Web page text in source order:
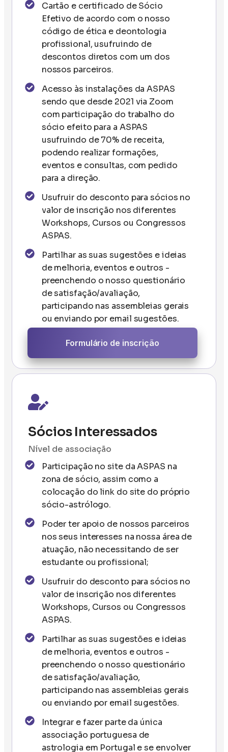
Cartão e certificado de Sócio
Efetivo de acordo com o nosso
código de ética e deontologia
profissional, usufruindo de
descontos diretos com um dos
nossos parceiros.
Acesso às instalações da ASPAS
sendo que desde 2021 via Zoom
com participação do trabalho do
sócio efeito para a ASPAS
usufruindo de 70% de receita,
podendo realizar formações,
eventos e consultas, com pedido
para a direção.
Usufruir do desconto para sócios no
valor de inscrição nos diferentes
Workshops, Cursos ou Congressos
ASPAS.
Partilhar as suas sugestões e ideias
de melhoria, eventos e outros -
preenchendo o nosso questionário
de satisfação/avaliação,
participando nas assembleias gerais
ou enviando por email sugestões.
Formulário de inscrição
Sócios Interessados
Nível de associação
Participação no site da ASPAS na
zona de sócio, assim como a
colocação do link do site do próprio
sócio-astrólogo.
Poder ter apoio de nossos parceiros
nos seus interesses na nossa área de
atuação, não necessitando de ser
estudante ou profissional;
Usufruir do desconto para sócios no
valor de inscrição nos diferentes
Workshops, Cursos ou Congressos
ASPAS.
Partilhar as suas sugestões e ideias
de melhoria, eventos e outros -
preenchendo o nosso questionário
de satisfação/avaliação,
participando nas assembleias gerais
ou enviando por email sugestões.
Integrar e fazer parte da única
associação portuguesa de
astrologia em Portugal e se envolver